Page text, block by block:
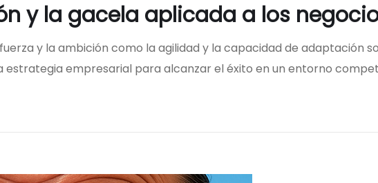
y la gacela aplicada a los
y la ambición como la agilidad y la capacidad de adaptación
estrategia empresarial para alcanzar el éxito en un entorno